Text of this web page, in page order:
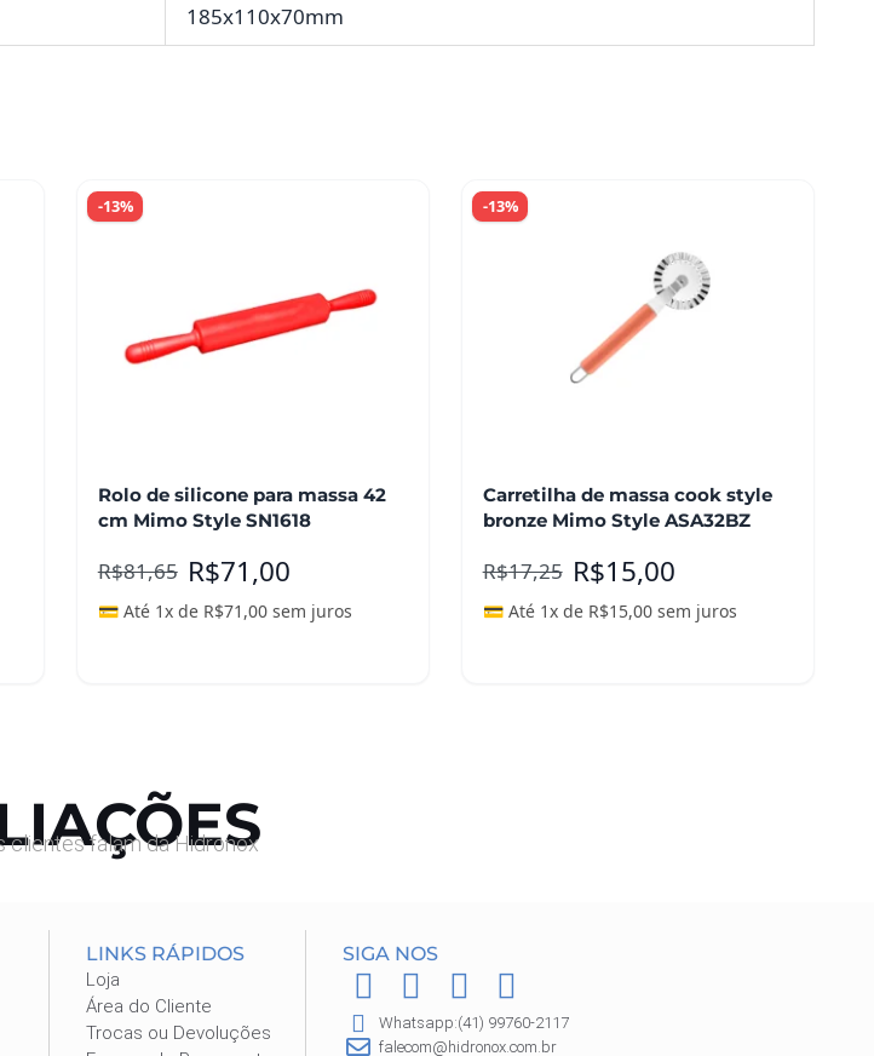
185x110x70mm
-13%
Rolo de silicone para massa 42
cm Mimo Style SN1618
R$81,65 R$71,00
💳 Até 1x de R$71,00sem juros
-13%
Carretilha de massa cook style
bronze Mimo Style ASA32BZ
R$17,25 R$15,00
💳 Até 1x de R$15,00sem juros
clientes falam da Hidronox
LINKS RÁPIDOS
Loja
Área do Cliente
Trocas ou Devoluções
SIGA NOS
F
a
I
n
P
i
W
h
Whatsapp:(41) 99760-2117
falecom@hidronox.com.br